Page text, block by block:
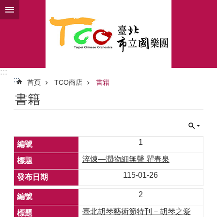
跳到主要內容區塊
:::
:::
首頁 TCO商店 書籍
書籍
1
淬煉—潤物細無聲 瞿春泉
115-01-26
2
臺北胡琴藝術節特刊－胡琴之愛